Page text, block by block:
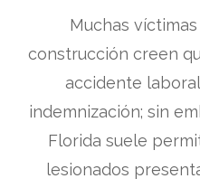
Muchas
construcción creen
accidente
indemnización; sin
Florida suele
lesionados